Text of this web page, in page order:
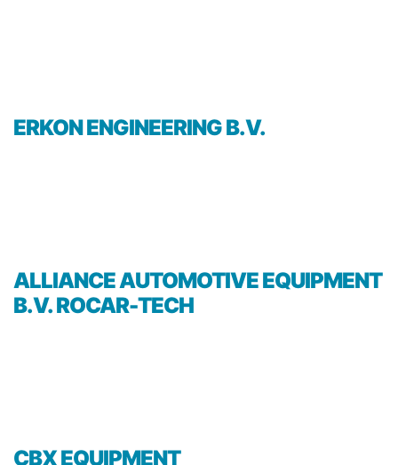
ERKON ENGINEERING B.V.
ALLIANCE AUTOMOTIVE EQUIPMENT
B.V. ROCAR-TECH
CBX EQUIPMENT